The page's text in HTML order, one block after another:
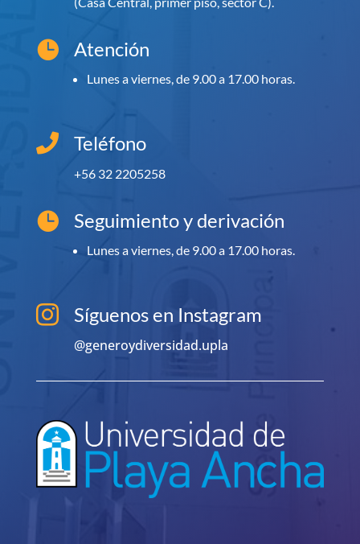
 Atención
Lunes a viernes, de 9.00 a 17.00 horas.
 Teléfono
+56 32 2205258
 Seguimiento y derivación
Lunes a viernes, de 9.00 a 17.00 horas.
 Síguenos en Instagram
@generoydiversidad.upla